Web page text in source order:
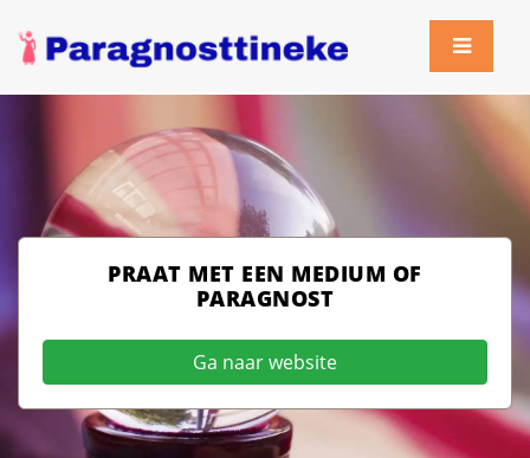
PRAAT MET EEN MEDIUM OF
PARAGNOST
Ga naar website